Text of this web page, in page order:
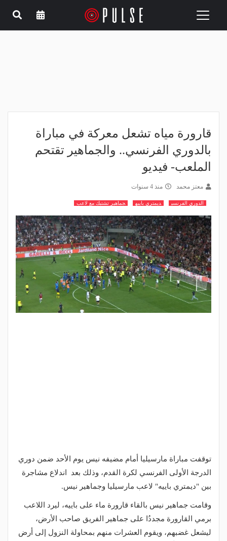
Toggle
قارورة مياه تشعل معركة في مباراة
بالدوري الفرنسي.. والجماهير تقتحم
الملعب- فيديو
معتز محمد منذ 4 سنوات
الدوري الفرنسي ديمتري باييه جماهير تشتبك مع لاعب
توقفت مباراة مارسيليا أمام مضيفه نيس يوم الأحد ضمن دوري
الدرجة الأولى الفرنسي لكرة القدم، وذلك بعد اندلاع مشاجرة
بين "ديمتري باييه" لاعب مارسيليا وجماهير نيس.
وقامت جماهير نيس بالقاء قارورة ماء على باييه، ليرد اللاعب
برمي القارورة مجددُا على جماهير الفريق صاحب الأرض،
ليشعل غضبهم، ويقوم العشرات منهم بمحاولة النزول إلى أرض